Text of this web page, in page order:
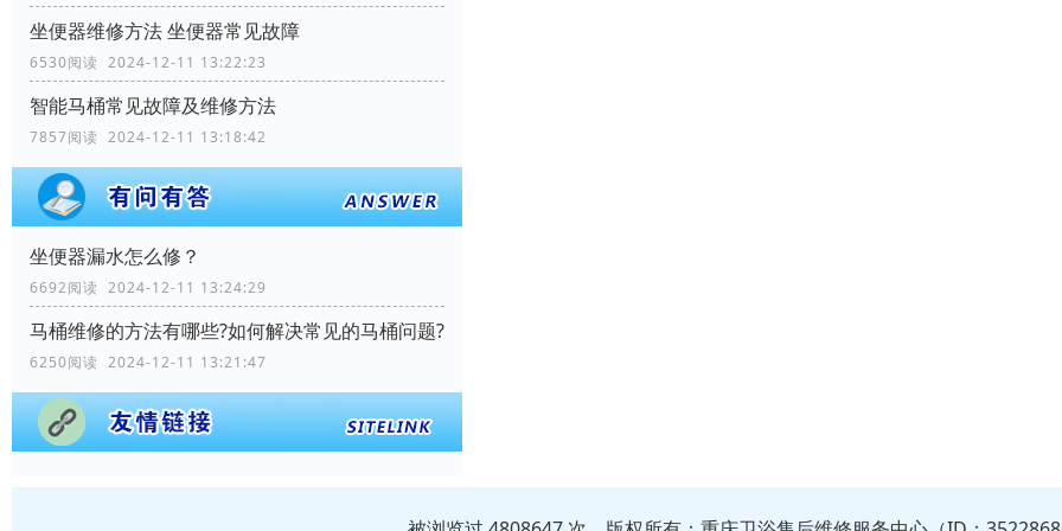
坐便器维修方法 坐便器常见故障
6530阅读 2024-12-11 13:22:23
智能马桶常见故障及维修方法
7857阅读 2024-12-11 13:18:42
坐便器漏水怎么修？
6692阅读 2024-12-11 13:24:29
马桶维修的方法有哪些?如何解决常见的马桶问题?
6250阅读 2024-12-11 13:21:47